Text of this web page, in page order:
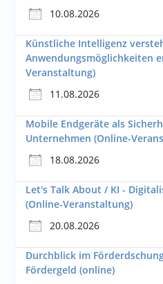
10.08.2026
Künstliche Intelligenz
Anwendungsmöglichkeiten
Veranstaltung)
11.08.2026
Mobile Endgeräte als
Unternehmen (Online-
18.08.2026
Let's Talk About / KI -
(Online-Veranstaltung)
20.08.2026
Durchblick im
Fördergeld (online)